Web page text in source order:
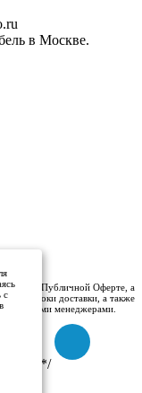
в Москве.
к Публичной Оферте, а
и сроки доставки, а также
нашими менеджерами.
с